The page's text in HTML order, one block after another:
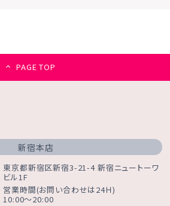
PAGE TOP
新宿本店
東京都新宿区新宿3-21-4 新宿ニュートーワ
ビル1F
営業時間(お問い合わせは24Ｈ)
10:00～20:00